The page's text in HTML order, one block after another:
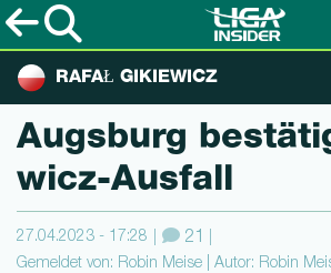
RAFAŁ GIKIEWICZ
Augsburg
wicz-Ausfall
27.04.2023 - 17:28 21
Gemeldet von: Robin Meise | Autor: Robin